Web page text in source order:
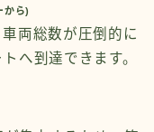
から)
両総数が圧倒的に
へ到達できます。